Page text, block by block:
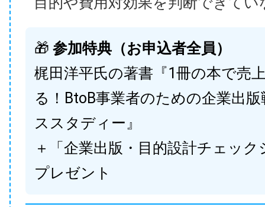
🎁 参加特典（お申込者全員）
梶田洋平氏の著書『1冊の本で売
る！BtoB事業者のための企業出
ススタディー』
＋「企業出版・目的設計チェック
プレゼント